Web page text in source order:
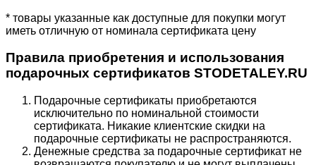
* товары указанные как доступные для покупки могут
иметь отличную от номинала сертификата цену
Правила приобретения и использования
подарочных сертификатов STODETALEY.RU
Подарочные сертификаты приобретаются
исключительно по номинальной стоимости
сертификата. Никакие клиентские скидки на
подарочные сертификаты не распространяются.
Денежные средства за подарочные сертификат не